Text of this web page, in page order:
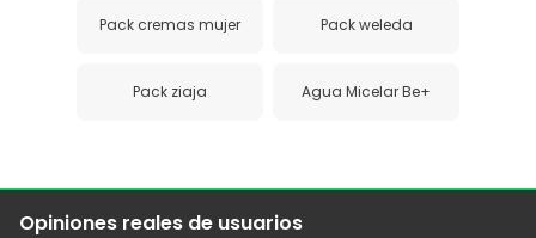
Pack cremas mujer Pack weleda
Pack ziaja Agua Micelar Be+
Opiniones reales de usuarios